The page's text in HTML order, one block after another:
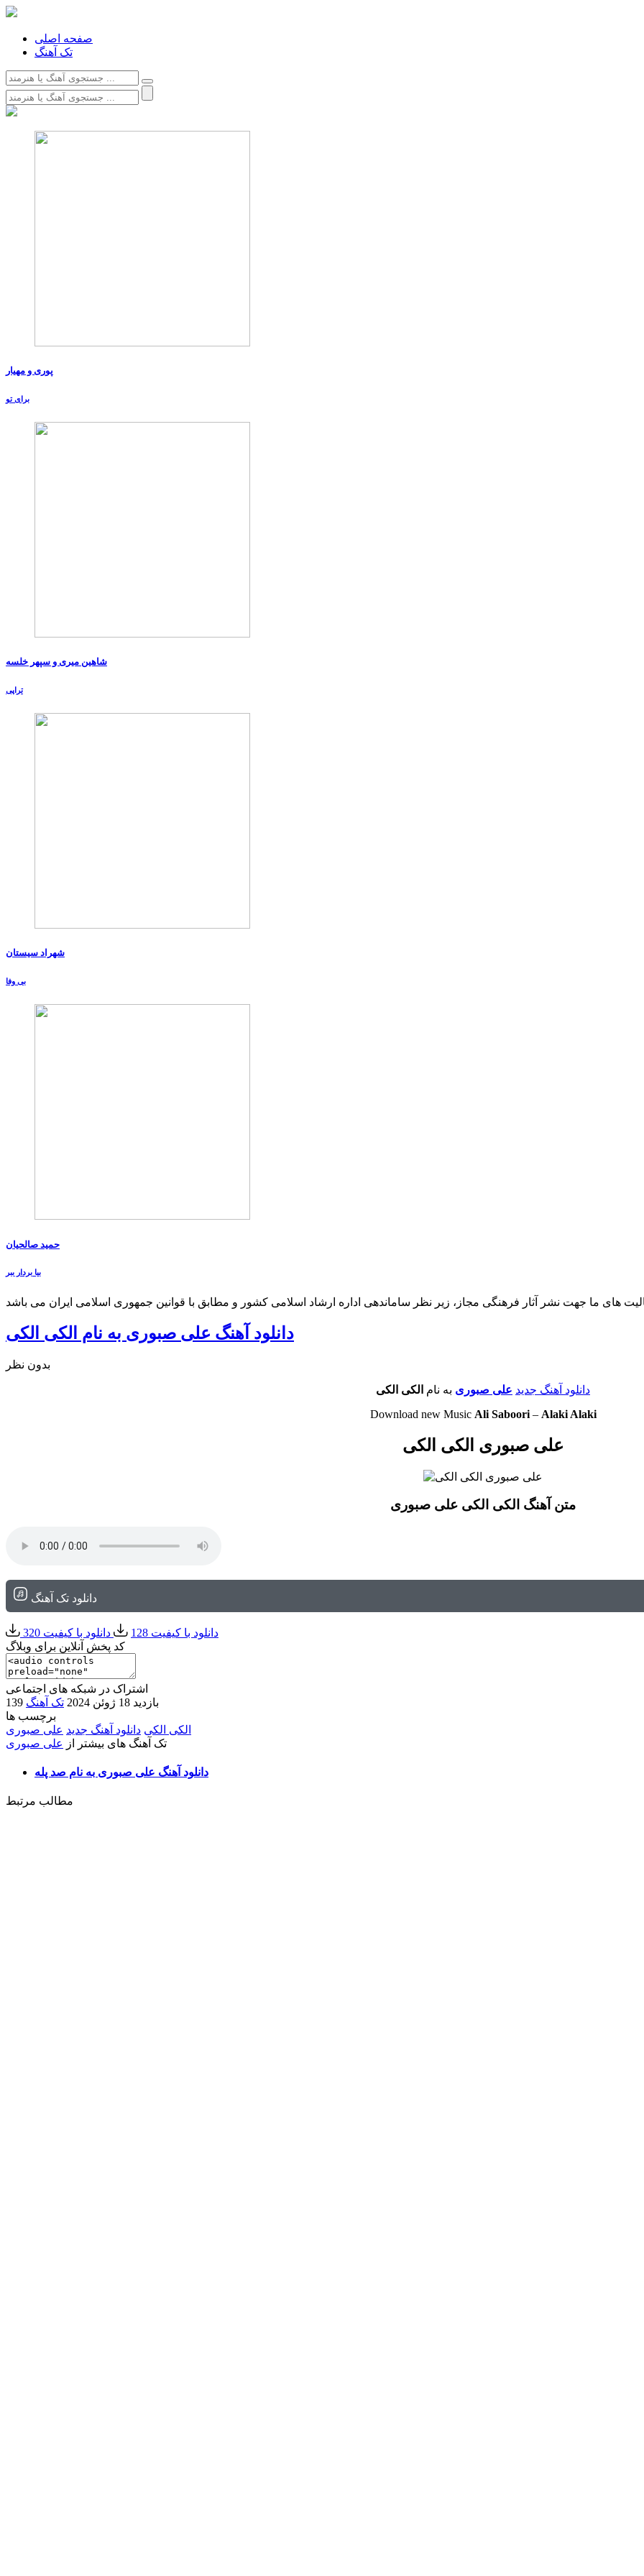
صفحه اصلی
تک آهنگ
پوری و مهیار
برای تو
شاهین میری و سپهر خلسه
تراپی
شهراد سیستان
بی وفا
حمید صالحیان
بیا بردار ببر
های ما جهت نشر آثار فرهنگی مجاز، زیر نظر ساماندهی اداره ارشاد اسلامی کشور و مطابق با قوانین جمهوری اسلامی ایران می باشد
دانلود آهنگ علی صبوری به نام الکی الکی
بدون نظر
دانلود آهنگ جدید علی صبوری به نام الکی الکی
Download new Music Ali Saboori– Alaki Alaki
علی صبوری الکی الکی
متن آهنگ الکی الکی علی صبوری
دانلود تک آهنگ
دانلود با کیفیت 128
دانلود با کیفیت 320
کد پخش آنلاین برای وبلاگ
اشتراک در شبکه های اجتماعی
139 بازدید 18 ژوئن 2024
تک آهنگ
برچسب ها
الکی الکی دانلود آهنگ جدید علی صبوری
تک آهنگ های بیشتر از علی صبوری
دانلود آهنگ علی صبوری به نام صد پله
مطالب مرتبط